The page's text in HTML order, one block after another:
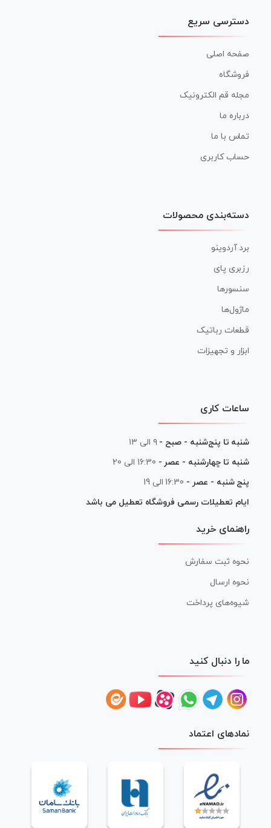
دسترسی سریع
صفحه اصلی
فروشگاه
مجله قم الکترونیک
درباره ما
تماس با ما
حساب کاربری
دسته‌بندی محصولات
برد آردوینو
رزبری پای
سنسورها
ماژول‌ها
قطعات رباتیک
ابزار و تجهیزات
ساعات کاری
شنبه تا پنج‌شنبه - صبح - ۹ الی ۱۳
شنبه تا چهارشنبه - عصر - 16:30 الی 20
پنج شنبه - عصر - 16:30 الی 19
ایام تعطیلات رسمی فروشگاه تعطیل می باشد
راهنمای خرید
نحوه ثبت سفارش
نحوه ارسال
شیوه‌های پرداخت
ما را دنبال کنید
نمادهای اعتماد